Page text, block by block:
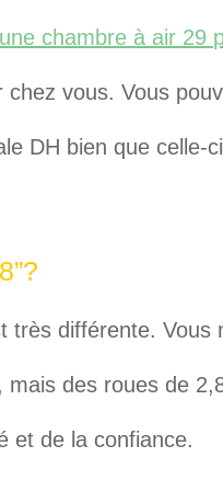
chambre à air 29
chez vous. Vous
DH bien que celle-
différente. Vous
mais des roues de
et de la confiance.